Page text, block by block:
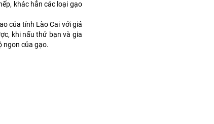
khác hẳn các loại gạo
của tỉnh Lào Cai với giá
khi nấu thử bạn và gia
ngon của gạo.